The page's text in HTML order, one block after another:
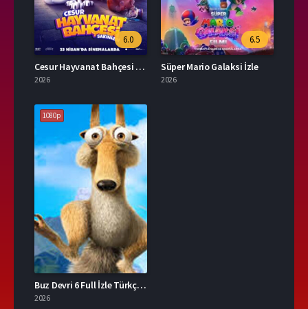
6.0
Cesur Hayvanat Bahçesi Sakinleri Full İzle
2026
6.5
Süper Mario Galaksi İzle
2026
1080p
Buz Devri 6 Full İzle Türkçe Dublaj
2026